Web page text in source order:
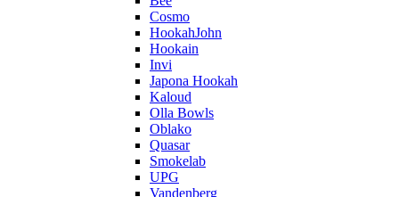
Cosmo
HookahJohn
Hookain
Invi
Japona Hookah
Kaloud
Olla Bowls
Oblako
Quasar
Smokelab
UPG
Vandenberg